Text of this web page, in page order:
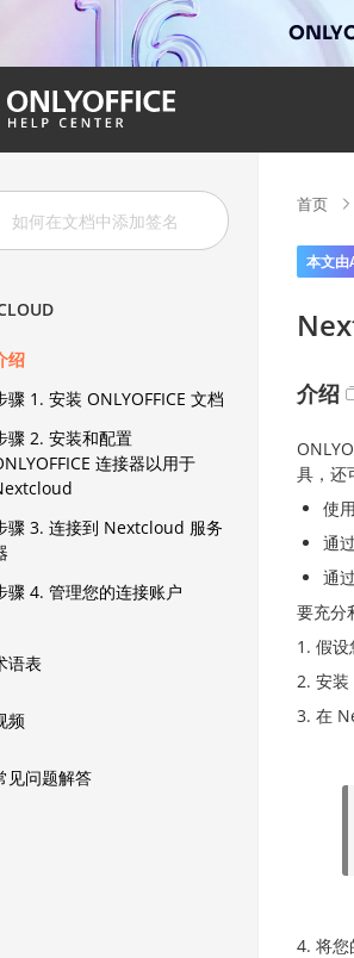
绍
骤 1. 安装 ONLYOFFICE 文档
骤 2. 安装和配置
连接器以用于
骤 3. 连接到 Nextcloud 服务
骤 4. 管理您的连接账户
语表
频
见问题解答
首页
本文由
介绍
具，还
使
通
通
要充分
假
安装
在
将